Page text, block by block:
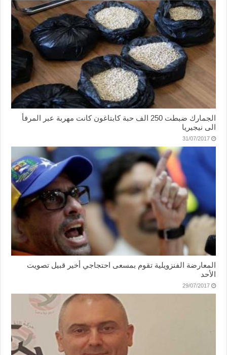
الجمارك ضبطت 250 الف حبة كابتاغون كانت مهربة عبر المرفأ
الى نيجيريا
31/07/2017
المعارضة الفنزويلية تقوم بمسعى احتجاجي أخير قبيل تصويت
الأحد
29/07/2017